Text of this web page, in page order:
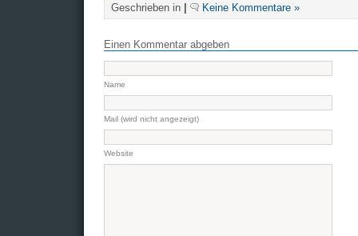
Geschrieben in Keine Kommentare »
Einen Kommentar abgeben
Name
Mail (wird nicht angezeigt)
Website